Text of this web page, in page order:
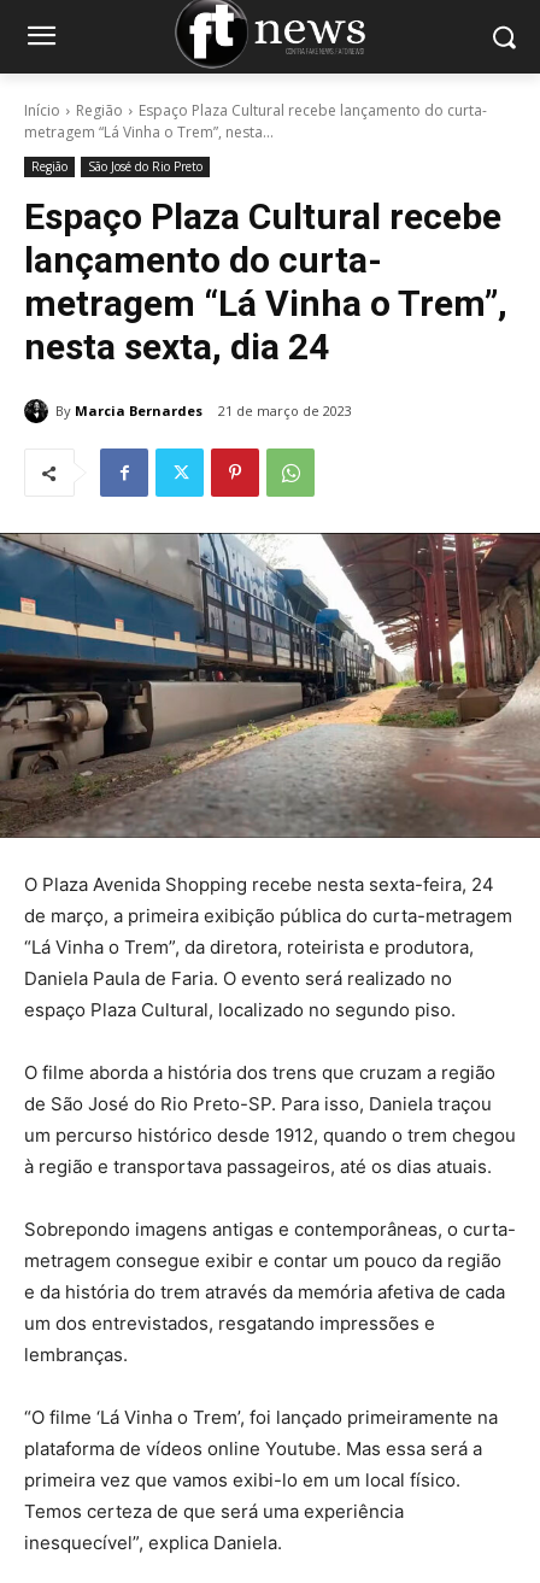
Início Região
Espaço Plaza Cultural recebe lançamento do curta-
metragem “Lá Vinha o Trem”, nesta...
Região São José do Rio Preto
Espaço Plaza Cultural recebe
lançamento do curta-
metragem “Lá Vinha o Trem”,
nesta sexta, dia 24
By Marcia Bernardes 21 de março de 2023
O Plaza Avenida Shopping recebe nesta sexta-feira, 24
de março, a primeira exibição pública do curta-metragem
“Lá Vinha o Trem”, da diretora, roteirista e produtora,
Daniela Paula de Faria. O evento será realizado no
espaço Plaza Cultural, localizado no segundo piso.
O filme aborda a história dos trens que cruzam a região
de São José do Rio Preto-SP. Para isso, Daniela traçou
um percurso histórico desde 1912, quando o trem chegou
à região e transportava passageiros, até os dias atuais.
Sobrepondo imagens antigas e contemporâneas, o curta-
metragem consegue exibir e contar um pouco da região
e da história do trem através da memória afetiva de cada
um dos entrevistados, resgatando impressões e
lembranças.
“O filme ‘Lá Vinha o Trem’, foi lançado primeiramente na
plataforma de vídeos online Youtube. Mas essa será a
primeira vez que vamos exibi-lo em um local físico.
Temos certeza de que será uma experiência
inesquecível”, explica Daniela.